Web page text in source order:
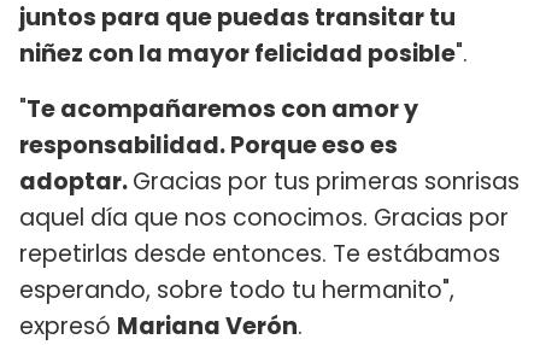
juntos para que puedas transitar tu
niñez con la mayor felicidad posible".
"Te acompañaremos con amor y
responsabilidad. Porque eso es
adoptar.Gracias por tus primeras sonrisas
aquel día que nos conocimos. Gracias por
repetirlas desde entonces. Te estábamos
esperando, sobre todo tu hermanito",
expresó Mariana Verón.